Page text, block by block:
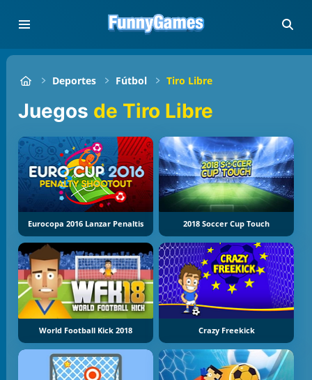
Deportes Fútbol Tiro Libre
Juegos de Tiro Libre
Eurocopa 2016 Lanzar Penaltis 2018 Soccer Cup Touch
World Football Kick 2018 Crazy Freekick